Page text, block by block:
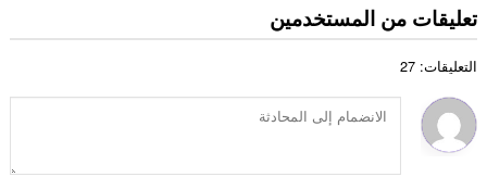
تعليقات من المستخدمين
التعليقات: 27